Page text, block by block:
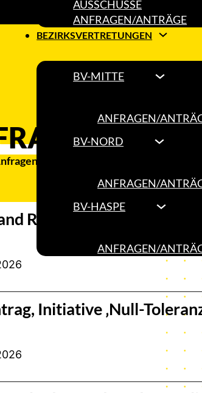
AUSSCHÜSSE
ANFRAGEN/ANTRÄGE
BEZIRKSVERTRETUNGEN
BV-MITTE
ANFRAGEN/
BV-NORD
ANFRAGEN/
BV-HASPE
ANFRAGEN/
Anträge
Radverkehr in Hagen
Initiative ‚Null-